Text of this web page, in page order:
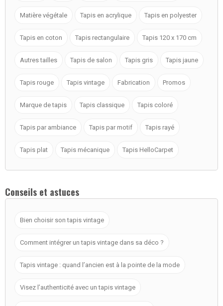
Matière végétale Tapis en acrylique Tapis en polyester
Tapis en coton Tapis rectangulaire Tapis 120 x 170 cm
Autres tailles Tapis de salon Tapis gris Tapis jaune
Tapis rouge Tapis vintage Fabrication Promos
Marque de tapis Tapis classique Tapis coloré
Tapis par ambiance Tapis par motif Tapis rayé
Tapis plat Tapis mécanique Tapis HelloCarpet
Conseils et astuces
Bien choisir son tapis vintage
Comment intégrer un tapis vintage dans sa déco ?
Tapis vintage : quand l’ancien est à la pointe de la mode
Visez l’authenticité avec un tapis vintage